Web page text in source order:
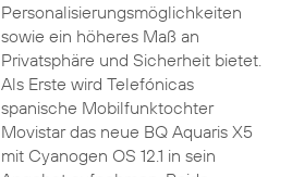
Personalisierungsmöglichkeiten
sowie ein höheres Maß an
Privatsphäre und Sicherheit bietet.
Als Erste wird Telefónicas
spanische Mobilfunktochter
Movistar das neue BQ Aquaris X5
mit Cyanogen OS 12.1 in sein